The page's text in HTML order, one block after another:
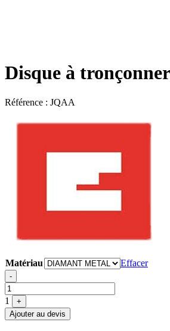
Disque à
Référence : JQAA
Matériau
Effacer
Quantité
-
1
+
Ajouter au devis